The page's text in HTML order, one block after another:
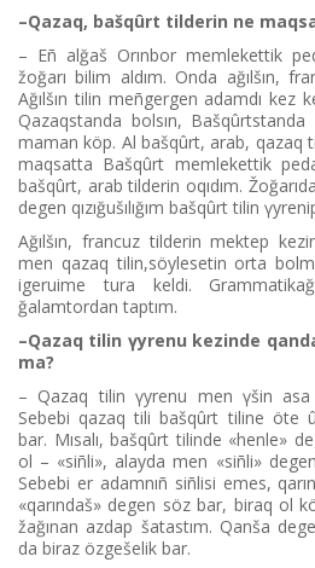
–Qazaq, bašqûrt tіlderіn ne
– Eñ alğaš Orınbor memlekettіk
žoğarı bіlіm aldım. Onda ağılšın,
Ağılšın tіlіn meñgergen adamdı kez
Qazaqstanda bolsın, Bašqûrtstanda
maman köp. Al bašqûrt, arab, qazaq
maqsatta Bašqûrt memlekettіk
bašqûrt, arab tіlderіn oqıdım.
degen qızığušılığım bašqûrt tіlіn
Ağılšın, francuz tіlderіn mektep
men qazaq tіlіn,söylesetіn orta
igeruіme tura keldі.
ğalamtordan taptım.
–Qazaq tіlіn үyrenu kezіnde
ma?
– Qazaq tіlіn үyrenu men үšіn
Sebebі qazaq tіlі bašqûrt tіlіne öte
bar. Mısalı, bašqûrt tіlіnde «henle»
ol – «sіñlі», alayda men «sіñlі»
Sebebі er adamnıñ sіñlіsі emes,
«qarındaš» degen söz bar, bіraq ol
žağınan azdap šatastım. Qanša
da bіraz özgešelіk bar.